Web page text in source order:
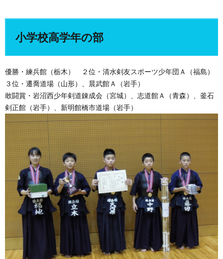
小学校高学年の部
優勝・練兵館（栃木） ２位・清水剣友スポーツ少年団Ａ（福島）
３位・遷喬道場（山形）、晨武館Ａ（岩手）
敢闘賞・岩沼西少年剣道錬成会（宮城）、志道館Ａ（青森）、釜石
剣正館（岩手）、新明館橋市道場（岩手）